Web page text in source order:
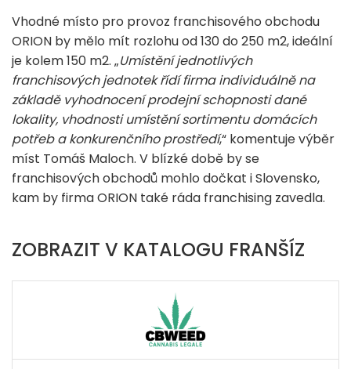
Vhodné místo pro provoz franchisového obchodu
ORION by mělo mít rozlohu od 130 do 250 m2, ideální
je kolem 150 m2. „Umístění jednotlivých
franchisových jednotek řídí firma individuálně na
základě vyhodnocení prodejní schopnosti dané
lokality, vhodnosti umístění sortimentu domácích
potřeb a konkurenčního prostředí,“ komentuje výběr
míst Tomáš Maloch. V blízké době by se
franchisových obchodů mohlo dočkat i Slovensko,
kam by firma ORION také ráda franchising zavedla.
ZOBRAZIT V KATALOGU FRANŠÍZ